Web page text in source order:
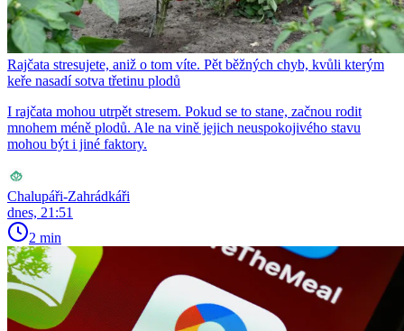
Rajčata stresujete, aniž o tom víte. Pět běžných chyb, kvůli kterým
keře nasadí sotva třetinu plodů
I rajčata mohou utrpět stresem. Pokud se to stane, začnou rodit
mnohem méně plodů. Ale na vině jejich neuspokojivého stavu
mohou být i jiné faktory.
Chalupáři-Zahrádkáři
dnes, 21:51
2 min